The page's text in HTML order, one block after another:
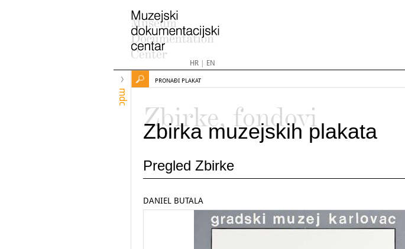
HR| EN
mdc
PRONAĐI PLAKAT
Zbirke, fondovi
Zbirka muzejskih plakata
Pregled Zbirke
DANIEL BUTALA